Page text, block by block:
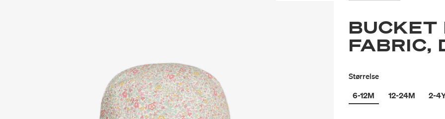
BUCKET
FABRIC,
Størrelse
6-12M
12-24M 2-